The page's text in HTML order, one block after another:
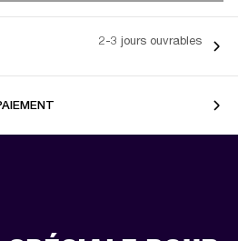
2-3 jours ouvrables